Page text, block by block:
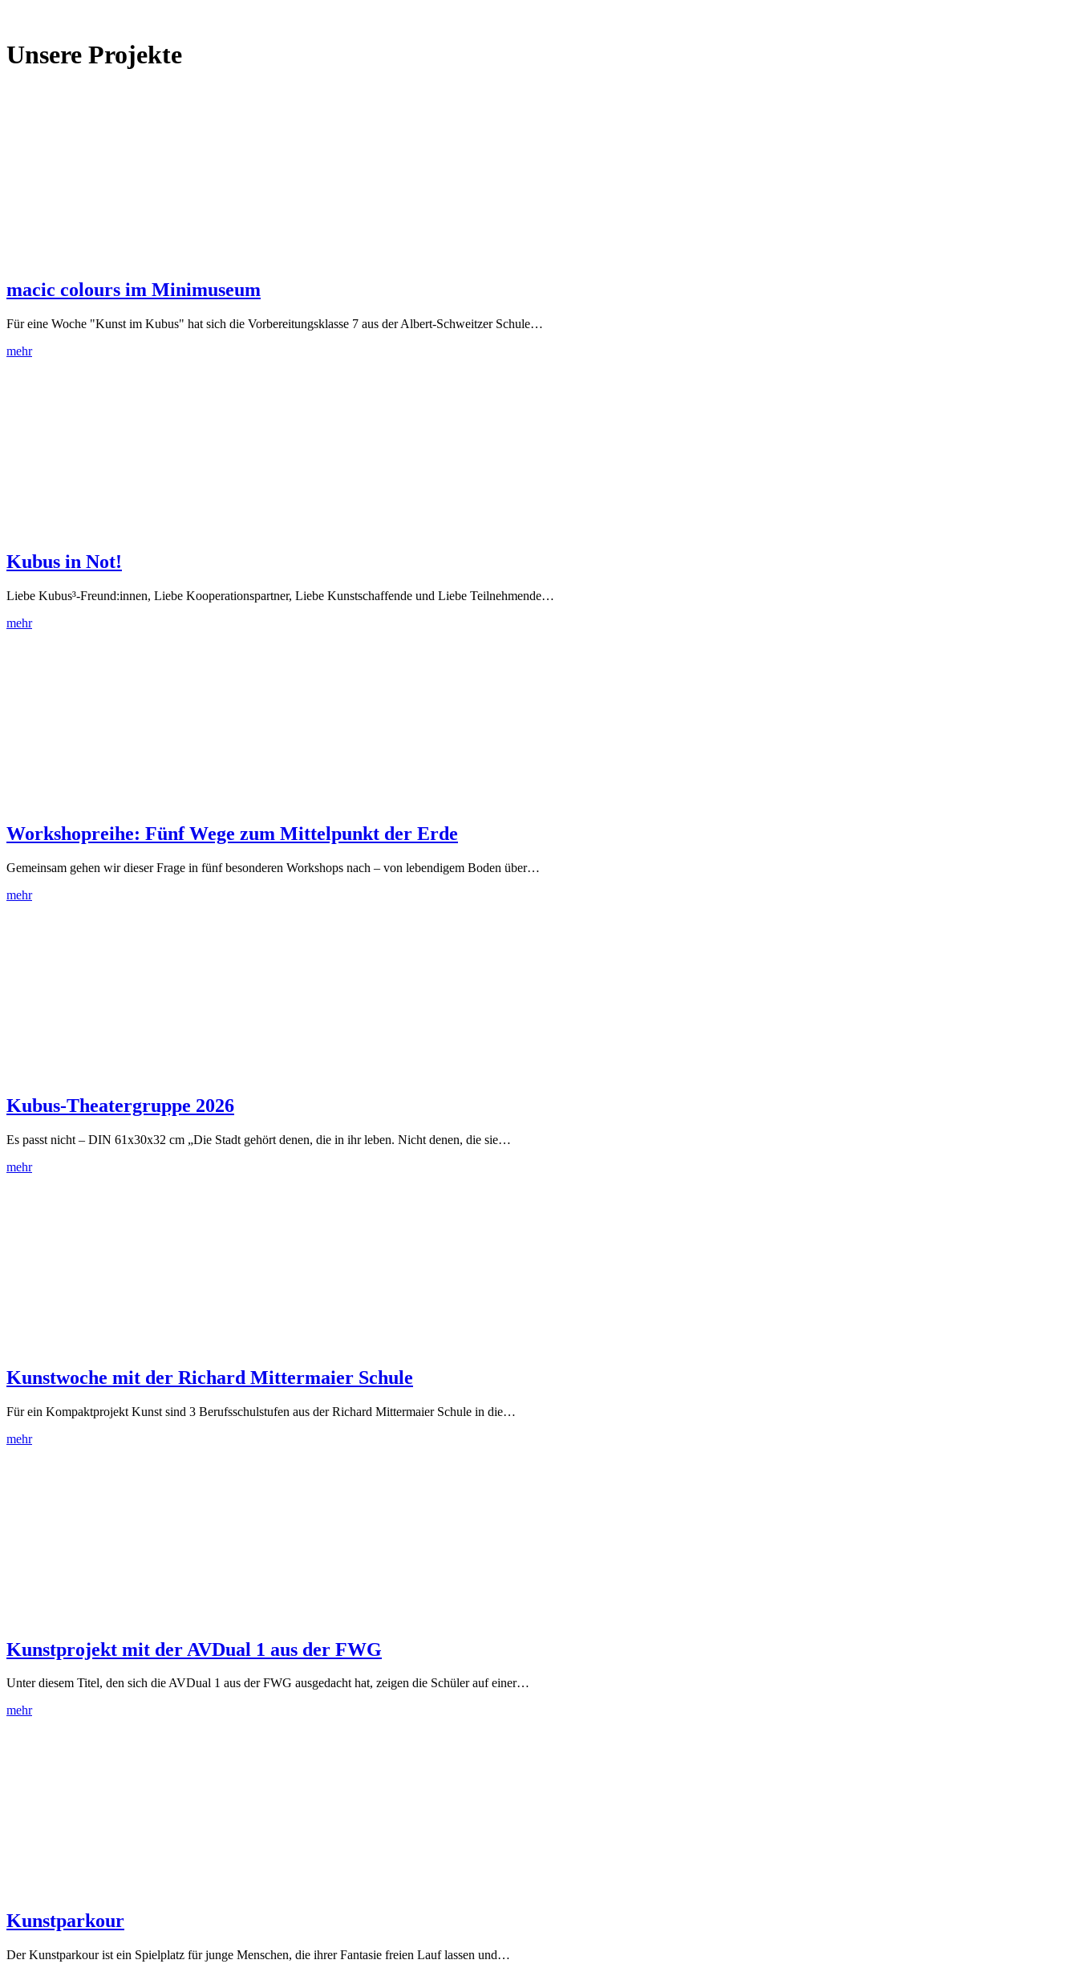
Unsere Projekte
macic colours im Minimuseum
Für eine Woche "Kunst im Kubus" hat sich die Vorbereitungsklasse 7 aus der Albert-Schweitzer Schule…
mehr
Kubus in Not!
Liebe Kubus³-Freund:innen, Liebe Kooperationspartner, Liebe Kunstschaffende und Liebe Teilnehmende…
mehr
Workshopreihe: Fünf Wege zum Mittelpunkt der Erde
Gemeinsam gehen wir dieser Frage in fünf besonderen Workshops nach – von lebendigem Boden über…
mehr
Kubus-Theatergruppe 2026
Es passt nicht – DIN 61x30x32 cm „Die Stadt gehört denen, die in ihr leben. Nicht denen, die sie…
mehr
Kunstwoche mit der Richard Mittermaier Schule
Für ein Kompaktprojekt Kunst sind 3 Berufsschulstufen aus der Richard Mittermaier Schule in die…
mehr
Kunstprojekt mit der AVDual 1 aus der FWG
Unter diesem Titel, den sich die AVDual 1 aus der FWG ausgedacht hat, zeigen die Schüler auf einer…
mehr
Kunstparkour
Der Kunstparkour ist ein Spielplatz für junge Menschen, die ihrer Fantasie freien Lauf lassen und…